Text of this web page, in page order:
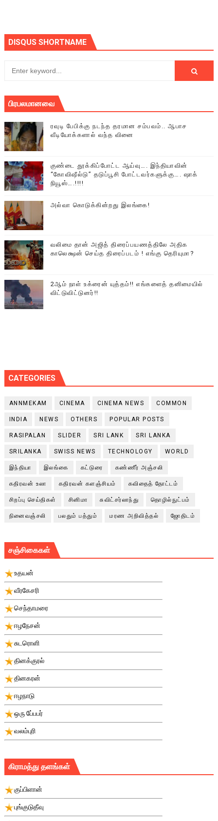
DISQUS SHORTNAME
பிரபலமானவை
ரவுடி பேபிக்கு நடந்த தரமான சம்பவம்.. ஆபாச
வீடியோக்களால் வந்த வினை
குண்டை தூக்கிப்போட்ட ஆய்வு…. இந்தியாவின்
“கோவிஷீல்டு” தடுப்பூசி போட்டவர்களுக்கு…. ஷாக்
நியூஸ்….!!!!
அல்வா கொடுக்கின்றது இலங்கை!
வலிமை தான் அஜித் திரைப்பயணத்திலே அதிக
காலெக்ஷன் செய்த திரைப்படம் ! எங்கு தெரியுமா?
2ஆம் நாள் உக்ரைன் யுத்தம்!! எங்களைத் தனிமையில்
விட்டுவிட்டுனர்!!
CATEGORIES
ANNMEKAM CINEMA CINEMA NEWS COMMON
INDIA NEWS OTHERS POPULAR POSTS
RASIPALAN SLIDER SRI LANK SRI LANKA
SRILANKA SWISS NEWS TECHNOLOGY WORLD
இந்தியா இலங்கை கட்டுரை கண்ணீர் அஞ்சலி
கதிரவன் உலா கதிரவன் களஞ்சியம் கவிதைத் தோட்டம்
சிறப்பு செய்திகள் சினிமா சுவிட்சர்லாந்து தொழில்நுட்பம்
நினைவஞ்சலி பலதும் பத்தும் மரண அறிவித்தல் ஜோதிடம்
சஞ்சிகைகள்
உதயன்
வீரகேசரி
செந்தாமரை
ஈழநேசன்
சுடரொளி
தினக்குரல்
தினகரன்
ஈழநாடு
ஒரு பே்பபர்
வலம்புரி
கிராமத்து தளங்கள்
குப்பிளான்
புங்குடுதீவு